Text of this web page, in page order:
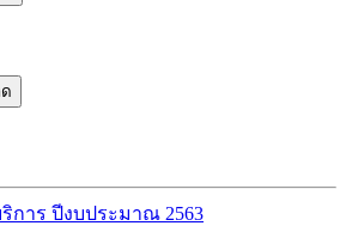
การ ปีงบประมาณ 2563